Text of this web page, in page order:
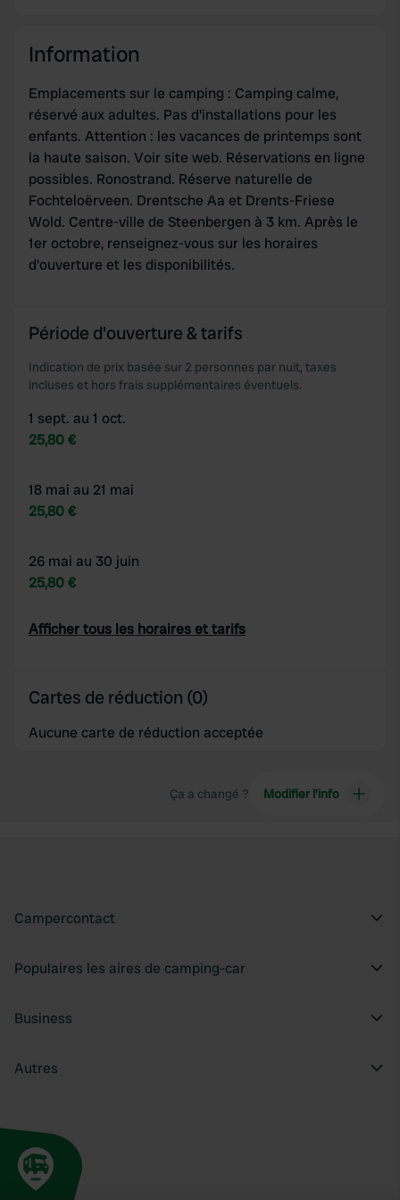
Information
Emplacements sur le camping : Camping calme,
réservé aux adultes. Pas d'installations pour les
enfants. Attention : les vacances de printemps sont
la haute saison. Voir site web. Réservations en ligne
possibles. Ronostrand. Réserve naturelle de
Fochteloërveen. Drentsche Aa et Drents-Friese
Wold. Centre-ville de Steenbergen à 3 km. Après le
1er octobre, renseignez-vous sur les horaires
d'ouverture et les disponibilités.
Période d'ouverture & tarifs
Indication de prix basée sur 2 personnes par nuit, taxes
incluses et hors frais supplémentaires éventuels.
1 sept. au 1 oct.
25,80 €
18 mai au 21 mai
25,80 €
26 mai au 30 juin
25,80 €
Afficher tous les horaires et tarifs
Cartes de réduction (0)
Aucune carte de réduction acceptée
Ça a changé ? Modifier l’info
Campercontact
Populaires les aires de camping-car
Business
Autres